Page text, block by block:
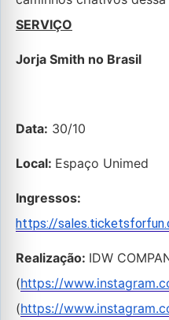
SERVIÇO
Jorja Smith no Brasil
Data: 30/10
Local: Espaço Unimed
Ingressos:
https://
Realização: IDW
(https://
(https://